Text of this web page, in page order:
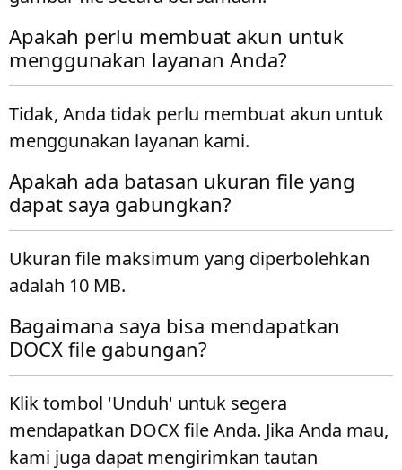
Apakah perlu membuat akun untuk
menggunakan layanan Anda?
Tidak, Anda tidak perlu membuat akun untuk
menggunakan layanan kami.
Apakah ada batasan ukuran file yang
dapat saya gabungkan?
Ukuran file maksimum yang diperbolehkan
adalah 10 MB.
Bagaimana saya bisa mendapatkan
DOCX file gabungan?
Klik tombol 'Unduh' untuk segera
mendapatkan DOCX file Anda. Jika Anda mau,
kami juga dapat mengirimkan tautan